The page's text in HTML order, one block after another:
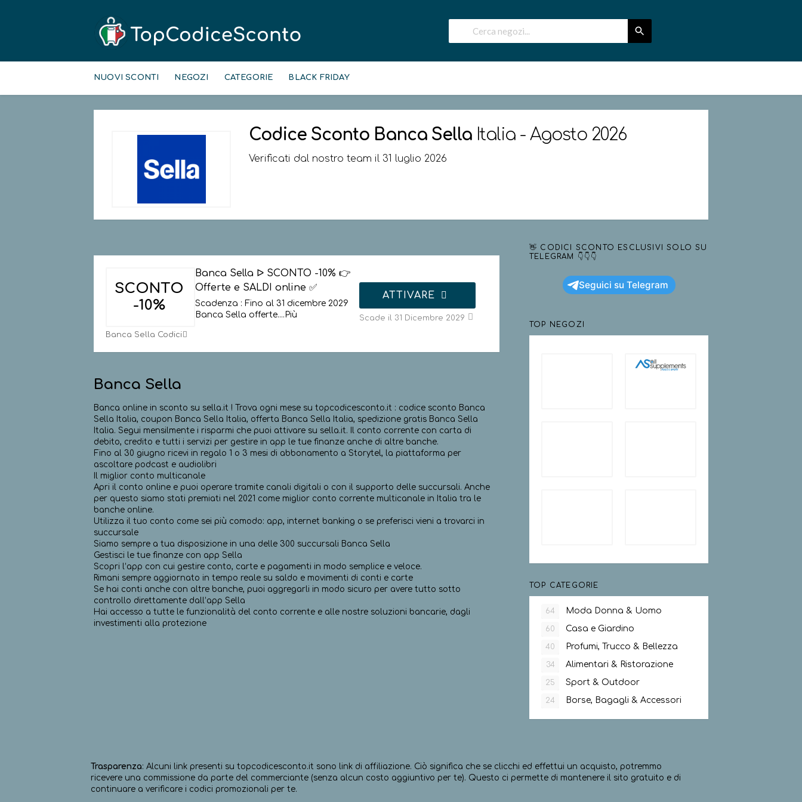
to
NUOVI SCONTI NEGOZI CATEGORIE BLACK FRIDAY
Codice Sconto Banca Sella Italia - Agosto 2026
Verificati dal nostro team il 31 luglio 2026
SCONTO
-10%
Banca Sella Codici
Banca Sella ᐅ SCONTO -10% 👉
Offerte e SALDI online ✅
Scadenza : Fino al 31 dicembre 2029
Banca Sella offerte.... Più
ATTIVARE
Scade il 31 Dicembre 2029
Banca Sella
Banca online in sconto su sella.it ! Trova ogni mese su topcodicesconto.it : codice sconto Banca
Sella Italia, coupon Banca Sella Italia, offerta Banca Sella Italia, spedizione gratis Banca Sella
Italia. Segui mensilmente i risparmi che puoi attivare su sella.it. Il conto corrente con carta di
debito, credito e tutti i servizi per gestire in app le tue finanze anche di altre banche.
Fino al 30 giugno ricevi in regalo 1 o 3 mesi di abbonamento a Storytel, la piattaforma per
ascoltare podcast e audiolibri
Il miglior conto multicanale
Apri il conto online e puoi operare tramite canali digitali o con il supporto delle succursali. Anche
per questo siamo stati premiati nel 2021 come miglior conto corrente multicanale in Italia tra le
banche online.
Utilizza il tuo conto come sei più comodo: app, internet banking o se preferisci vieni a trovarci in
succursale
Siamo sempre a tua disposizione in una delle 300 succursali Banca Sella
Gestisci le tue finanze con app Sella
Scopri l’app con cui gestire conto, carte e pagamenti in modo semplice e veloce.
Rimani sempre aggiornato in tempo reale su saldo e movimenti di conti e carte
Se hai conti anche con altre banche, puoi aggregarli in modo sicuro per avere tutto sotto
controllo direttamente dall’app Sella
Hai accesso a tutte le funzionalità del conto corrente e alle nostre soluzioni bancarie, dagli
investimenti alla protezione
👋 CODICI SCONTO ESCLUSIVI SOLO SU
TELEGRAM 👇👇👇
Seguici su Telegram
TOP NEGOZI
TOP CATEGORIE
64 Moda Donna & Uomo
60 Casa e Giardino
40 Profumi, Trucco & Bellezza
34 Alimentari & Ristorazione
25 Sport & Outdoor
24 Borse, Bagagli & Accessori
Trasparenza: Alcuni link presenti su topcodicesconto.it sono link di affiliazione. Ciò significa che se clicchi ed effettui un acquisto, potremmo
ricevere una commissione da parte del commerciante (senza alcun costo aggiuntivo per te). Questo ci permette di mantenere il sito gratuito e di
continuare a verificare i codici promozionali per te.